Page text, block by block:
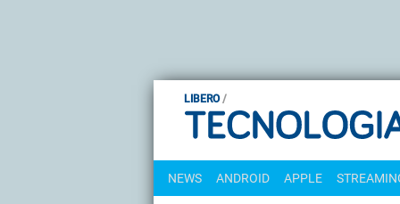
LIBERO
NEWS ANDROID APPLE